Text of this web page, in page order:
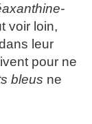
voir loin,
leur
pour ne
bleus ne